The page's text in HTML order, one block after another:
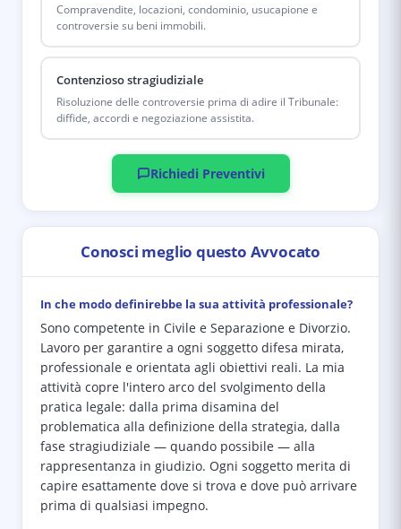
Compravendite, locazioni, condominio, usucapione e
controversie su beni immobili.
Contenzioso stragiudiziale
Risoluzione delle controversie prima di adire il Tribunale:
diffide, accordi e negoziazione assistita.
Richiedi Preventivi
Conosci meglio questo Avvocato
In che modo definirebbe la sua attività professionale?
Sono competente in Civile e Separazione e Divorzio.
Lavoro per garantire a ogni soggetto difesa mirata,
professionale e orientata agli obiettivi reali. La mia
attività copre l'intero arco del svolgimento della
pratica legale: dalla prima disamina del
problematica alla definizione della strategia, dalla
fase stragiudiziale — quando possibile — alla
rappresentanza in giudizio. Ogni soggetto merita di
capire esattamente dove si trova e dove può arrivare
prima di qualsiasi impegno.